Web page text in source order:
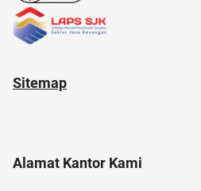
Sitemap
Alamat Kantor Kami